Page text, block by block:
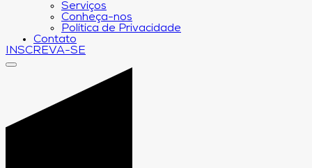
Serviços
Conheça-nos
Política de Privacidade
Contato
INSCREVA-SE